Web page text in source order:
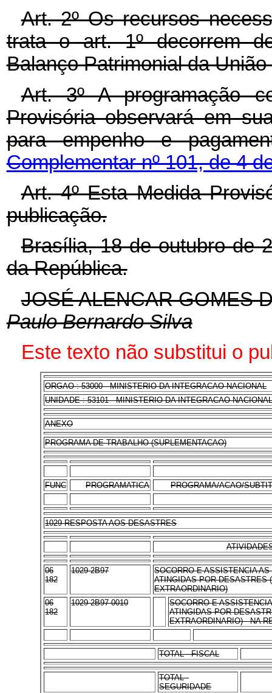
Art. 2º Os recursos
trata o art. 1º decorrem
Balanço Patrimonial da União
Art. 3º A programação
Provisória observará em
para empenho e
Complementar nº 101, de 4
Art. 4º Esta Medida
publicação.
Brasília, 18 de outubro de
da República.
JOSÉ ALENCAR GOMES
Paulo Bernardo Silva
Este texto não substitui o
ORGAO : 53000 - MINISTERIO DA INTEGRACAO NACIONAL
UNIDADE : 53101 - MINISTERIO DA INTEGRACAO NACIONAL
ANEXO
PROGRAMA DE TRABALHO (SUPLEMENTACAO)
FUNC PROGRAMATICA PROGRAMA/ACAO/
1029 RESPOSTA AOS DESASTRES
06
182
1029 2B97
SOCORRO E ASSISTENCIA
ATINGIDAS POR DESASTRES
EXTRAORDINARIO)
06
182
1029 2B97 0010
SOCORRO E
ATINGIDAS POR
EXTRAORDINARIO) - NA
TOTAL - FISCAL
TOTAL -
SEGURIDADE